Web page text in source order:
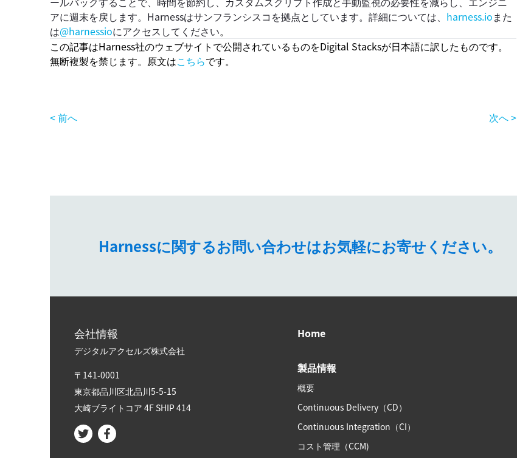
アに週末を戻します。Harnessはサンフランシスコを拠点としています。詳細については、 harness.ioまた
は@harnessioにアクセスしてください。
この記事はHarness社のウェブサイトで公開されているものをDigital Stacksが日本語に訳したものです。
無断複製を禁じます。原文はこちらです。
< 前へ 次へ >
Harnessに関するお問い合わせはお気軽にお寄せください。
会社情報
デジタルアクセルズ株式会社
〒141-0001
東京都品川区北品川5-5-15​
大崎ブライトコア 4F SHIP 414
Home
製品情報
概要
Continuous Delivery（CD）
Continuous Integration（CI）
コスト管理（CCM)